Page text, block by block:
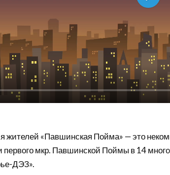
Play
жителей «Павшинская Пойма» — это
первого мкр. Павшинской Поймы в 14
ДЭЗ».